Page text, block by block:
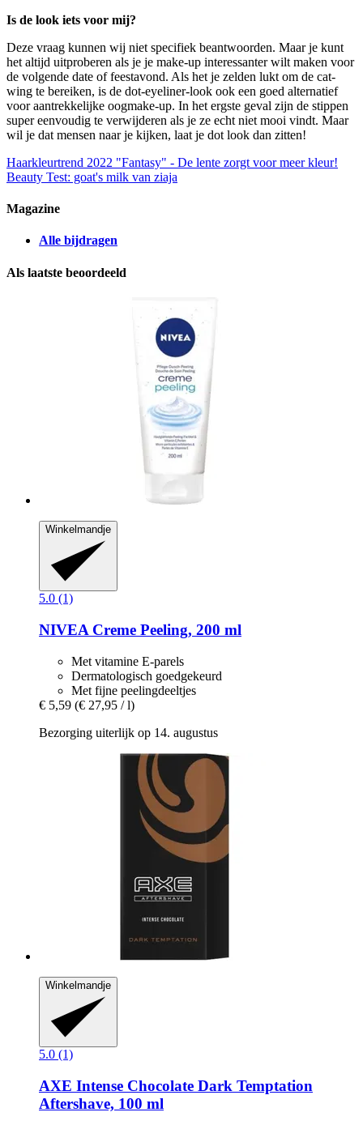
Is de look iets voor mij?
Deze vraag kunnen wij niet specifiek beantwoorden. Maar je kunt
het altijd uitproberen als je je make-up interessanter wilt maken voor
de volgende date of feestavond. Als het je zelden lukt om de cat-
wing te bereiken, is de dot-eyeliner-look ook een goed alternatief
voor aantrekkelijke oogmake-up. In het ergste geval zijn de stippen
super eenvoudig te verwijderen als je ze echt niet mooi vindt. Maar
wil je dat mensen naar je kijken, laat je dot look dan zitten!
Haarkleurtrend 2022 "Fantasy" - De lente zorgt voor meer kleur!
Beauty Test: goat's milk van ziaja
Magazine
Alle bijdragen
Als laatste beoordeeld
Winkelmandje
5.0 (1)
NIVEA Creme Peeling, 200 ml
Met vitamine E-parels
Dermatologisch goedgekeurd
Met fijne peelingdeeltjes
€ 5,59 (€ 27,95 / l)
Bezorging uiterlijk op 14. augustus
Winkelmandje
5.0 (1)
AXE Intense Chocolate Dark Temptation
Aftershave, 100 ml